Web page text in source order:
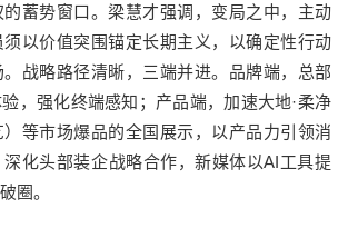
蓄势窗口。梁慧才强调，变局之中，主动
以价值突围锚定长期主义，以确定性行动
战略路径清晰，三端并进。品牌端，总部
，强化终端感知；产品端，加速大地·柔净
等市场爆品的全国展示，以产品力引领消
化头部装企战略合作，新媒体以AI工具提
圈。